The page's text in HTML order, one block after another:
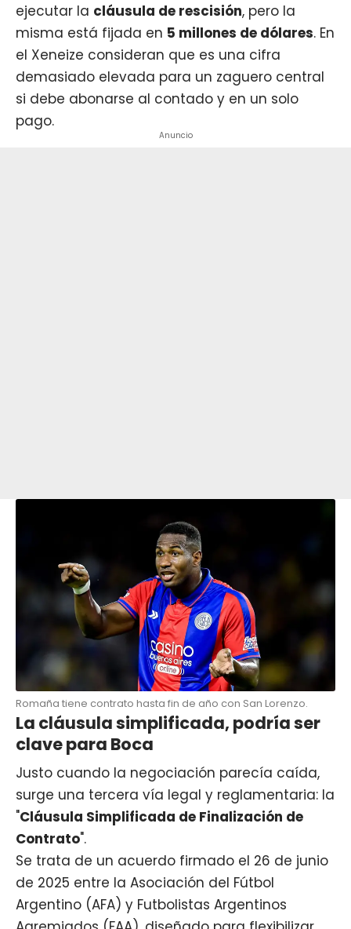
ejecutar la cláusula de rescisión, pero la
misma está fijada en 5 millones de dólares. En
el Xeneize consideran que es una cifra
demasiado elevada para un zaguero central
si debe abonarse al contado y en un solo
pago.
Anuncio
Romaña tiene contrato hasta fin de año con San Lorenzo.
La cláusula simplificada, podría ser
clave para Boca
Justo cuando la negociación parecía caída,
surge una tercera vía legal y reglamentaria: la
"Cláusula Simplificada de Finalización de
Contrato".
Se trata de un acuerdo firmado el 26 de junio
de 2025 entre la Asociación del Fútbol
Argentino (AFA) y Futbolistas Argentinos